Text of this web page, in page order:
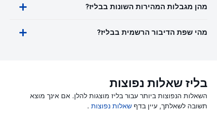
מהן מגבלות המהירות השונות בבליז?
מהי שפת הדיבור הרשמית בבליז?
בליז שאלות נפוצות
השאלות הנפוצות ביותר עבור בליז מוצגות להלן. אם אינך מוצא
תשובה לשאלתך, עיין בדף שאלות נפוצות .